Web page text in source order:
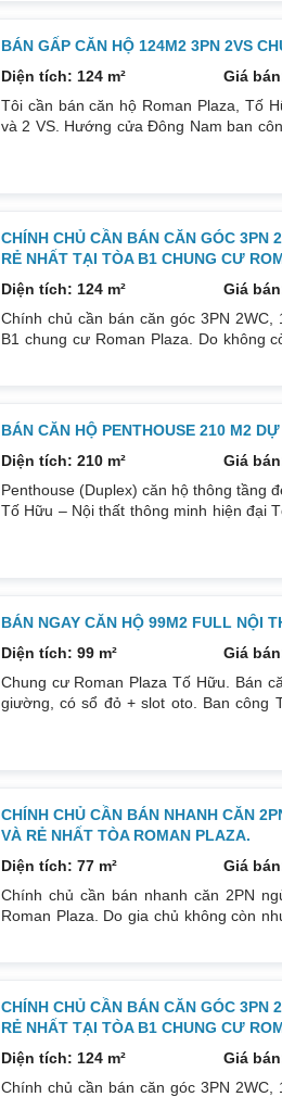
BÁN GẤP CĂN HỘ 124M2 3PN 2VS
Diện tích: 124 m²
Giá
Tôi cần bán căn hộ Roman Plaza, Tố
và 2 VS. Hướng cửa Đông Nam ban
CHÍNH CHỦ CẦN BÁN CĂN GÓC 3PN
RẺ NHẤT TẠI TÒA B1 CHUNG CƯ
Diện tích: 124 m²
Giá
Chính chủ cần bán căn góc 3PN
B1 chung cư Roman Plaza. Do không
BÁN CĂN HỘ PENTHOUSE 210 M2
Diện tích: 210 m²
Giá
Penthouse (Duplex) căn hộ thông tầng
Tố Hữu – Nội thất thông minh hiện đại
BÁN NGAY CĂN HỘ 99M2 FULL NỘI
Diện tích: 99 m²
Giá
Chung cư Roman Plaza Tố Hữu. Bán
giường, có sổ đỏ + slot oto. Ban công
CHÍNH CHỦ CẦN BÁN NHANH CĂN
VÀ RẺ NHẤT TÒA ROMAN PLAZA.
Diện tích: 77 m²
Giá
Chính chủ cần bán nhanh căn 2PN
Roman Plaza. Do gia chủ không còn
CHÍNH CHỦ CẦN BÁN CĂN GÓC 3PN
RẺ NHẤT TẠI TÒA B1 CHUNG CƯ
Diện tích: 124 m²
Giá
Chính chủ cần bán căn góc 3PN